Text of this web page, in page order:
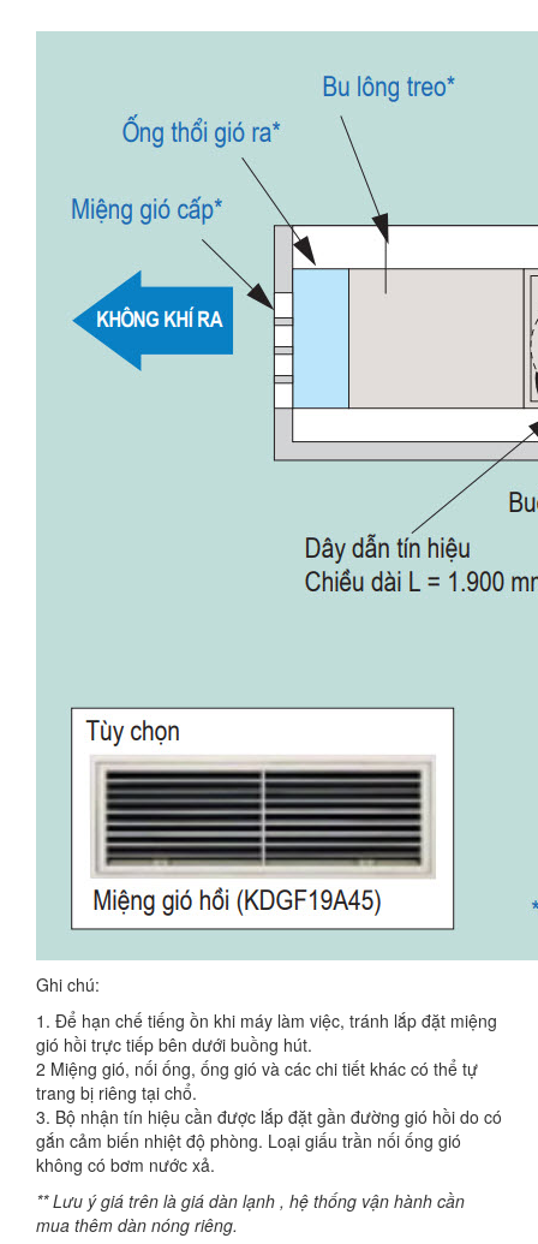
Ghi chú:
1. Để hạn chế tiếng ồn khi máy làm việc, tránh lắp đặt miệng
gió hồi trực tiếp bên dưới buồng hút.
2 Miệng gió, nối ống, ống gió và các chi tiết khác có thể tự
trang bị riêng tại chổ.
3. Bộ nhận tín hiệu cần được lắp đặt gần đường gió hồi do có
gắn cảm biến nhiệt độ phòng. Loại giấu trần nối ống gió
không có bơm nước xả.
** Lưu ý giá trên là giá dàn lạnh , hệ thống vận hành cần
mua thêm dàn nóng riêng.